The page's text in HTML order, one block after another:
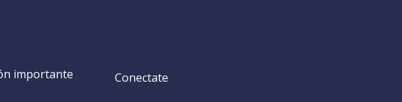
importante Conectate